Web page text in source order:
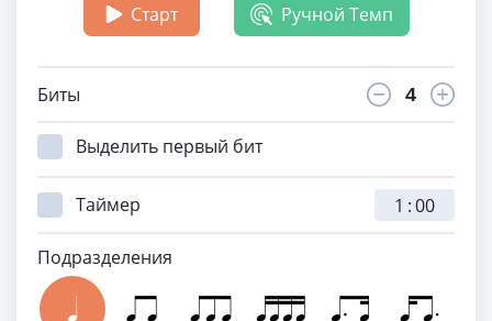
Старт Ручной Темп
Биты
Выделить первый бит
Таймер :
Подразделения